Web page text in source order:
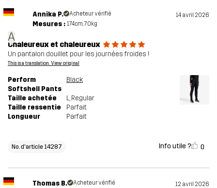
A
Annika P. Acheteur vérifié 14 avril 2026
Mesures : 174cm, 70kg
Chaleureux et chaleureux
Un pantalon douillet pour les journées froides !
This is a translation. View original
Perform
Softshell Pants
Black
Taille achetée L, Regular
Taille ressentie
Parfait
Longueur
Parfait
No. d'article 14287 Info utile ? 0
Thomas B. Acheteur vérifié 12 avril 2026